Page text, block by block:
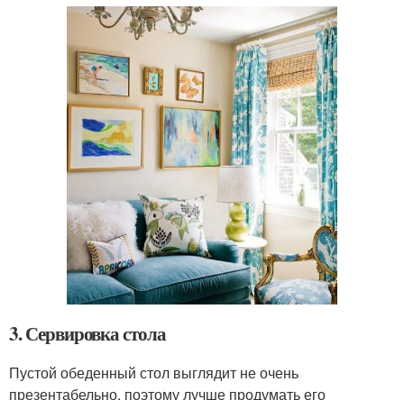
3. Сервировка стола
Пустой обеденный стол выглядит не очень
презентабельно, поэтому лучше продумать его